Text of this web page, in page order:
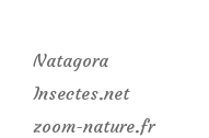
Natagora
Insectes.net
zoom-nature.fr